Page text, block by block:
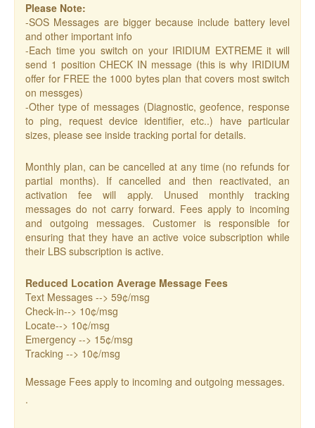
Please Note:
-SOS Messages are bigger because include battery level
and other important info
-Each time you switch on your IRIDIUM EXTREME it will
send 1 position CHECK IN message (this is why IRIDIUM
offer for FREE the 1000 bytes plan that covers most switch
on messges)
-Other type of messages (Diagnostic, geofence, response
to ping, request device identifier, etc..) have particular
sizes, please see inside tracking portal for details.
Monthly plan, can be cancelled at any time (no refunds for
partial months). If cancelled and then reactivated, an
activation fee will apply. Unused monthly tracking
messages do not carry forward. Fees apply to incoming
and outgoing messages. Customer is responsible for
ensuring that they have an active voice subscription while
their LBS subscription is active.
Reduced Location Average Message Fees
Text Messages --> 59¢/msg
Check-in--> 10¢/msg
Locate--> 10¢/msg
Emergency --> 15¢/msg
Tracking --> 10¢/msg
Message Fees apply to incoming and outgoing messages.
.